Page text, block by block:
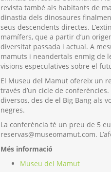
revista també als habitants de
dinastia dels dinosaures
seus descendents directes.
mamífers, que a partir d’un
diversitat passada i actual. A
mamuts i neandertals enmig de
visions especulatives sobre el
El Museu del Mamut ofereix un
través d’un cicle de
diversos, des de el Big Bang als
negres.
La conferència té un preu de 5
reservas@museomamut.com.
Més informació
Museu del Mamut